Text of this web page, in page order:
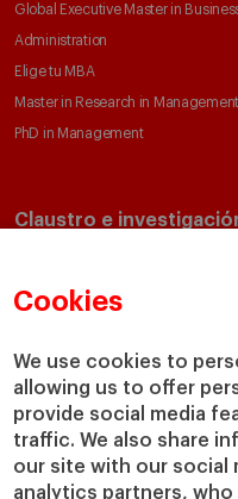
Cookies
We use cookies to
allowing us to offer
provide social media
traffic. We also share
our site with our social
analytics partners,
Global Executive Master in
Administration
Elige tu MBA
Master in Research in Management
PhD in Management
Claustro e
Departamentos académicos
Cátedras
IESE Insight
IESE Publishing